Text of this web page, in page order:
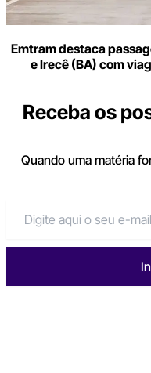
Emtram destaca
e Irecê (BA) com
Receba os
Quando uma matéria